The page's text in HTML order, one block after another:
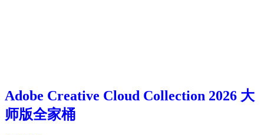
Adobe Creative Cloud Collection 2026 大
师版全家桶